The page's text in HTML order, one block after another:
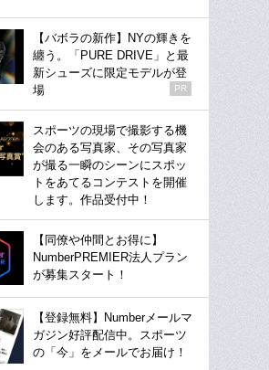
【バボラの新作】NYの輝きを
纏う。「PURE DRIVE」と最
新シューズに限定モデルが登
場
PR
スポーツの現場で撮影する機
会のある写真家、その写真家
が撮る一瞬のシーンにスポッ
トをあてるコンテストを開催
します。作品受付中！
【同僚や仲間とお得に】
NumberPREMIER法人プラン
が募集スタート！
【登録無料】Numberメールマ
ガジン好評配信中。スポーツ
の「今」をメールでお届け！